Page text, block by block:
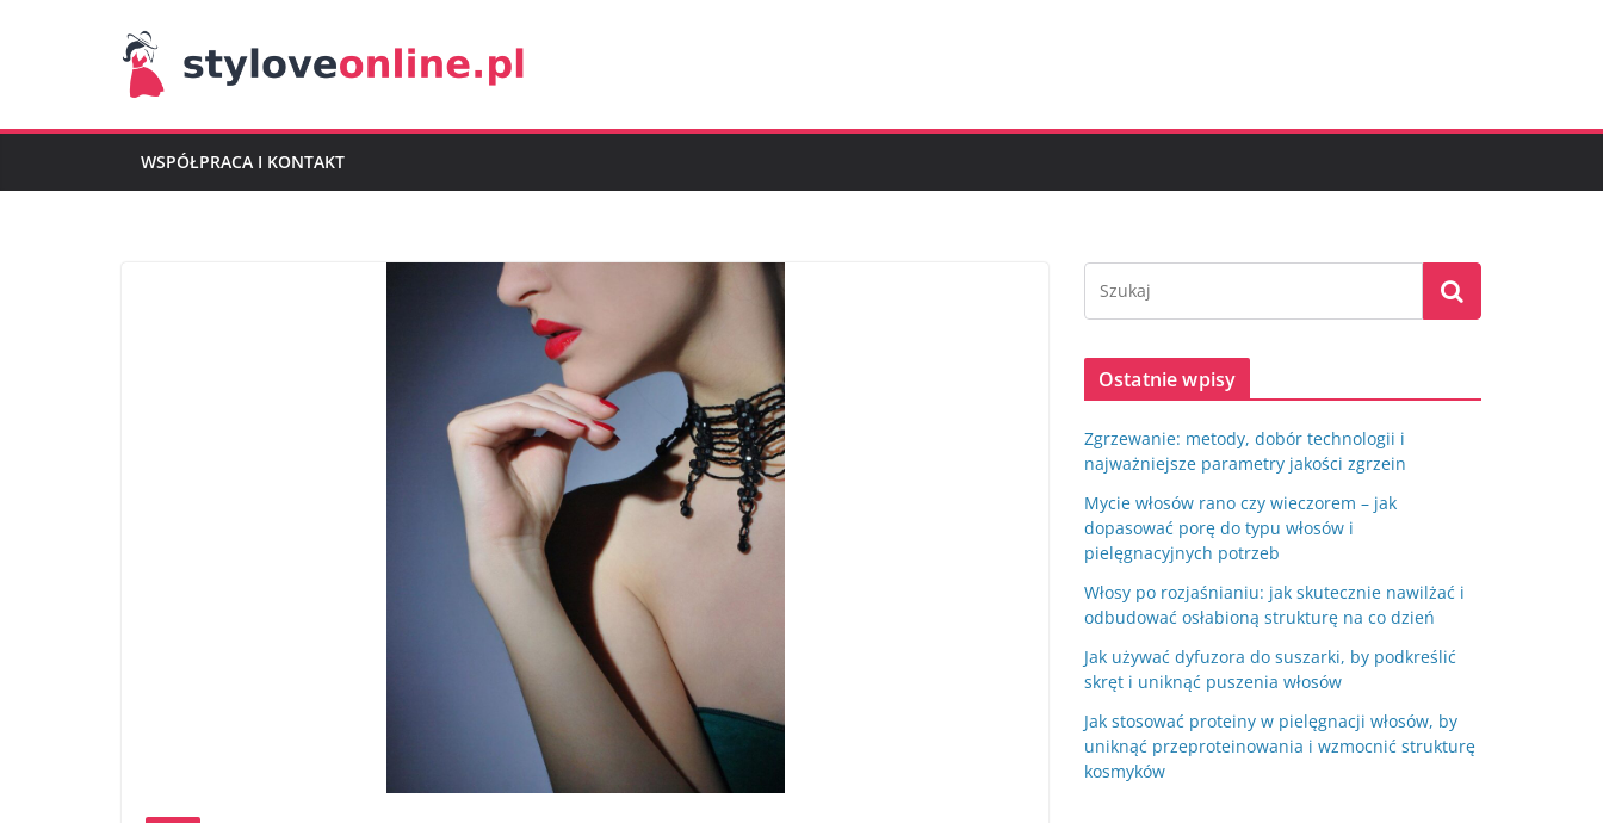
WSPÓŁPRACA I KONTAKT
Ostatnie wpisy
Zgrzewanie: metody, dobór technologii i
najważniejsze parametry jakości zgrzein
Mycie włosów rano czy wieczorem – jak
dopasować porę do typu włosów i
pielęgnacyjnych potrzeb
Włosy po rozjaśnianiu: jak skutecznie nawilżać i
odbudować osłabioną strukturę na co dzień
Jak używać dyfuzora do suszarki, by podkreślić
skręt i uniknąć puszenia włosów
Jak stosować proteiny w pielęgnacji włosów, by
uniknąć przeproteinowania i wzmocnić strukturę
kosmyków